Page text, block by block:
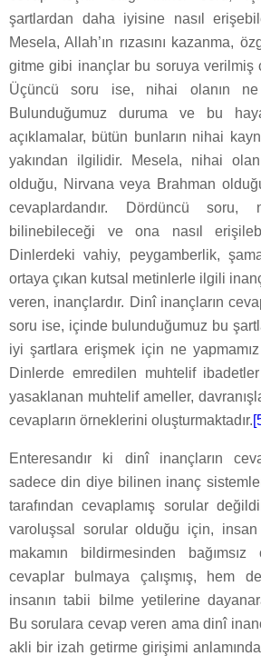
şartlardan daha iyisine nasıl
Mesela, Allah’ın rızasını kazanma,
gitme gibi inançlar bu soruya verilmiş
Üçüncü soru ise, nihai olanın ne
Bulunduğumuz duruma ve bu
açıklamalar, bütün bunların nihai
yakından ilgilidir. Mesela, nihai
olduğu, Nirvana veya Brahman
cevaplardandır. Dördüncü soru,
bilinebileceği ve ona nasıl
Dinlerdeki vahiy, peygamberlik,
ortaya çıkan kutsal metinlerle ilgili
veren, inançlardır. Dinî inançların
soru ise, içinde bulunduğumuz bu
iyi şartlara erişmek için ne
Dinlerde emredilen muhtelif
yasaklanan muhtelif ameller,
cevapların örneklerini oluşturmaktadır.
Enteresandır ki dinî inançların
sadece din diye bilinen inanç
tarafından cevaplamış sorular
varoluşsal sorular olduğu için,
makamın bildirmesinden
cevaplar bulmaya çalışmış, hem
insanın tabii bilme yetilerine
Bu sorulara cevap veren ama dinî
akli bir izah getirme girişimi